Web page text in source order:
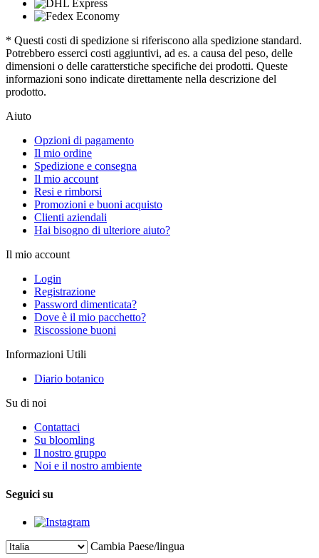
* Questi costi di spedizione si riferiscono alla spedizione standard.
Potrebbero esserci costi aggiuntivi, ad es. a causa del peso, delle
dimensioni o delle caratterstiche specifiche dei prodotti. Queste
informazioni sono indicate direttamente nella descrizione del
prodotto.
Aiuto
Opzioni di pagamento
Il mio ordine
Spedizione e consegna
Il mio account
Resi e rimborsi
Promozioni e buoni acquisto
Clienti aziendali
Hai bisogno di ulteriore aiuto?
Il mio account
Login
Registrazione
Password dimenticata?
Dove è il mio pacchetto?
Riscossione buoni
Informazioni Utili
Diario botanico
Su di noi
Contattaci
Su bloomling
Il nostro gruppo
Noi e il nostro ambiente
Seguici su
Cambia Paese/lingua